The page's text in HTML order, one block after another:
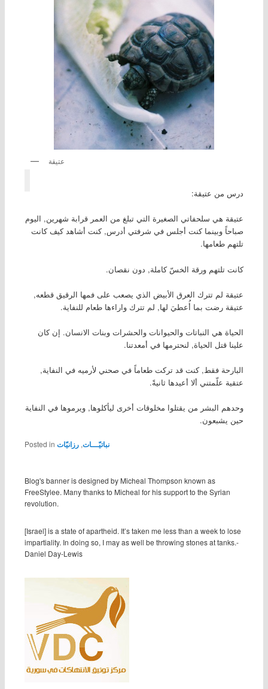
عتيقة
درس من عتيقة:
عتيقة هي سلحفاتي الصغيرة التي تبلغ من العمر قرابة شهرين, اليوم
صباحاً وبينما كنت أجلس في شرفتي أدرس, كنت أشاهد كيف كانت
تلتهم طعامها.
كانت تلتهم ورقة الخسّ كاملة, دون نقصان.
عتيقة لم تترك العرق الأبيض الذي يصعب على فمها الرقيق قطعه,
عتيقة رضت بما أُعطيَ لها, لم تترك واراءها طعام للنفاية.
الحياة هي النباتات والحيوانات والحشرات وبنات الانسان. إن كان
علينا قتل الحياة, لنحترمها في أمعدتنا.
البارحة فقط, كنت قد تركت طعاماً في صحني لأرميه في النفاية,
عتقية علّمتني ألا أعيدها ثانيةً.
وحدهم البشر من يقتلوا مخلوقات أخرى ليأكلوها, ويرموها في النفاية
حين يشبعون.
Posted in نباتيّـــات,رزانيّات
Blog's banner is designed by Micheal Thompson known as
FreeStylee. Many thanks to Micheal for his support to the Syrian
revolution.
[Israel] is a state of apartheid. It’s taken me less than a week to lose
impartiality. In doing so, I may as well be throwing stones at tanks.-
Daniel Day-Lewis